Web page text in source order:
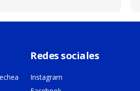
Redes sociales
Instagram